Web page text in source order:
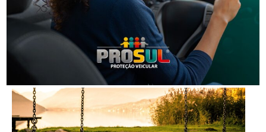
Golpe do falso advogado em Urussanga deixa vítima
com prejuízo de R$ 51 mil